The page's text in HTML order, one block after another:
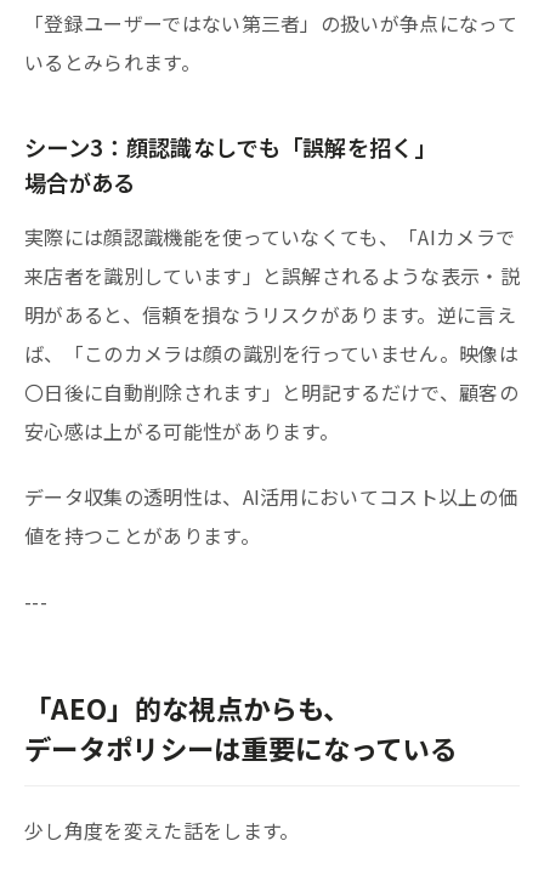
「登録ユーザーではない第三者」の扱いが争点になって
いるとみられます。
シーン3：顔認識なしでも「誤解を招く」
場合がある
実際には顔認識機能を使っていなくても、「AIカメラで
来店者を識別しています」と誤解されるような表示・説
明があると、信頼を損なうリスクがあります。逆に言え
ば、「このカメラは顔の識別を行っていません。映像は
〇日後に自動削除されます」と明記するだけで、顧客の
安心感は上がる可能性があります。
データ収集の透明性は、AI活用においてコスト以上の価
値を持つことがあります。
---
「AEO」的な視点からも、
データポリシーは重要になっている
少し角度を変えた話をします。